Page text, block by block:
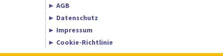
► AGB
► Datenschutz
► Impressum
► Cookie-Richtlinie